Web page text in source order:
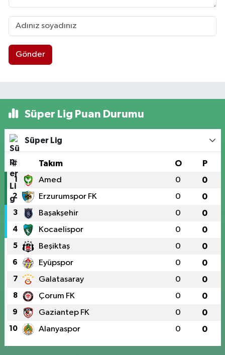
Gönder
Süper Lig Puan Durumu
Süper Lig
# Takım O P
1 Amed 0 0
2 Erzurumspor FK 0 0
3 Başakşehir 0 0
4 Kocaelispor 0 0
5 Beşiktaş 0 0
6 Eyüpspor 0 0
7 Galatasaray 0 0
8 Çorum FK 0 0
9 Gaziantep FK 0 0
10 Alanyaspor 0 0